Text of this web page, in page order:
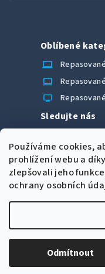
Používáme cookies,
prohlížení webu a
zlepšovali jeho
ochrany osobních
Odmítnout
Oblíbené
laptop_chromebook
computer
monitor
Sledujte nás
Možnosti